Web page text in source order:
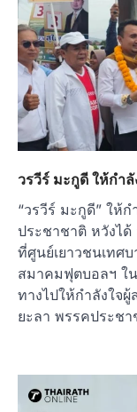
วรวีร์ มะกูดี ให้กำ
“วรวีร์ มะกูดี” ให้
ประชาชาติ หวังไ
ที่ศูนย์เยาวชนเทศ
สมาคมฟุตบอลฯ ใ
ทางไปให้กำลังใจ
ยะลา พรรคประช